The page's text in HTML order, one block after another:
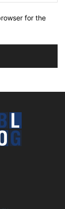
for the